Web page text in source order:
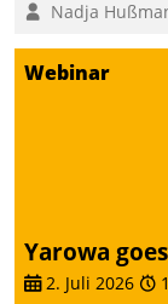
digitalen
passende
Mietenden
effizienter zu
Nadja
Webinar
Yarowa
2. Juli 2026